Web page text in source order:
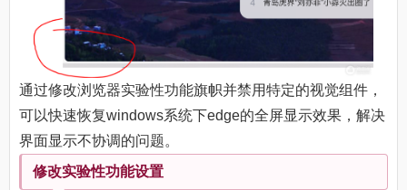
通过修改浏览器实验性功能旗帜并禁用特定的视觉组件，
可以快速恢复windows系统下edge的全屏显示效果，解决
界面显示不协调的问题。
修改实验性功能设置